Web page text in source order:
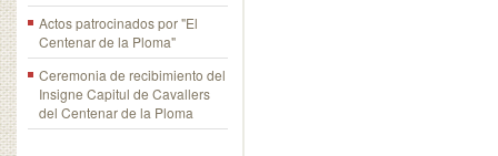
Actos patrocinados por "El
Centenar de la Ploma"
Ceremonia de recibimiento del
Insigne Capitul de Cavallers
del Centenar de la Ploma